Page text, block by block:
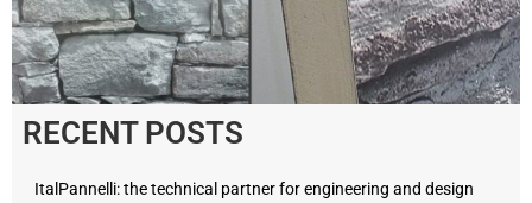
RECENT POSTS
ItalPannelli: the technical partner for engineering and design